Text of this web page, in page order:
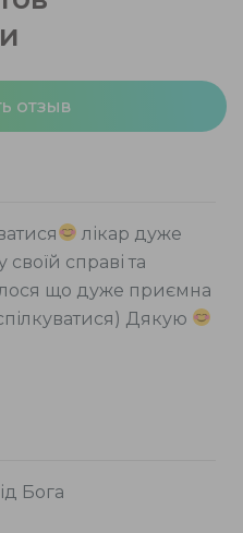
отзыв
лікар дуже
справі та
що дуже приємна
Дякую
Бога